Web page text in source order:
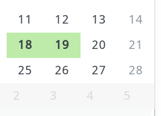
11 12 13
14
18 19 20
21
25 26 27
28
2 3 4 5